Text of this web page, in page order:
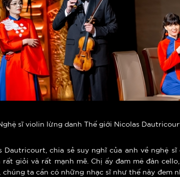
sĩ violin lừng danh Thế giới Nicolas
chia sẻ suy nghĩ của anh về nghệ
giỏi và rất mạnh mẽ. Chị ấy đam mê đàn
ta cần có những nhạc sĩ như thế này đem